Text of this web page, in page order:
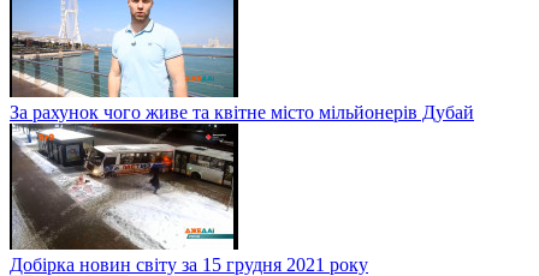
За рахунок чого живе та квітне місто мільйонерів Дубай
Добірка новин світу за 15 грудня 2021 року